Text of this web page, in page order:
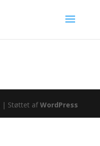
| Støttet afWordPress